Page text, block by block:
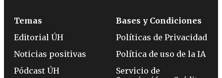
Temas
Editorial ÚH
Noticias positivas
Pódcast ÚH
Bases y Condiciones
Políticas de Privacidad
Política de uso de la IA
Servicio de